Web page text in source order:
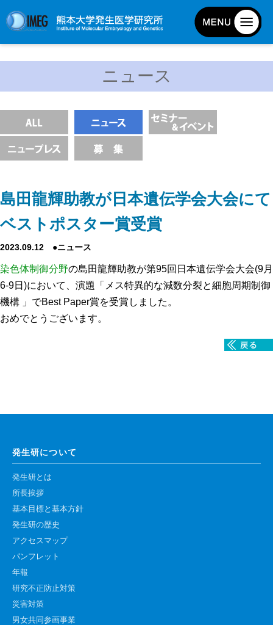
基本目標と基本方針
発生研の歴史
外部評価
パンフレット
研究不正防止対策
災害対策
男女共同参画事業
年報
関連リンク
細胞医学分野
多能性幹細胞分野
組織幹細胞分野
幹細胞誘導分野
胎盤発生分野
脳発生分野
腎臓発生分野
生殖発生分野
筋発生再生分野
ニュース
島田龍輝助教が日本遺伝学会大会にて
ベストポスター賞受賞
2023.09.12 ●ニュース
染色体制御分野の島田龍輝助教が第95回日本遺伝学会大会(9月
6-9日)において、演題「メス特異的な減数分裂と細胞周期制御
機構 」でBest Paper賞を受賞しました。
おめでとうございます。
発生研について
発生研とは
所長挨拶
基本目標と基本方針
発生研の歴史
アクセスマップ
パンフレット
年報
研究不正防止対策
災害対策
男女共同参画事業